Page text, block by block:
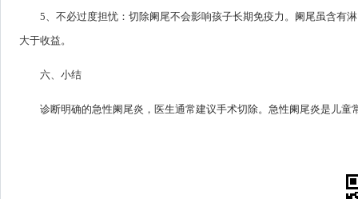
5、不必过度担忧：切除阑尾不会影响孩子长期免疫力。阑尾虽含有
大于收益。
六、小结
诊断明确的急性阑尾炎，医生通常建议手术切除。急性阑尾炎是儿